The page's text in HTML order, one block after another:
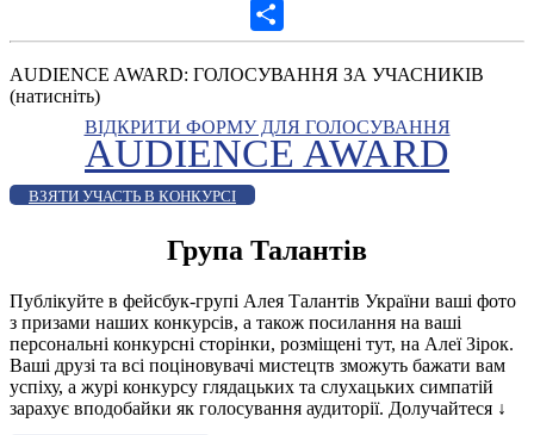
Gmail
Share
AUDIENCE AWARD: ГОЛОСУВАННЯ ЗА УЧАСНИКІВ
(натисніть)
ВІДКРИТИ ФОРМУ ДЛЯ ГОЛОСУВАННЯ
AUDIENCE AWARD
ВЗЯТИ УЧАСТЬ В КОНКУРСІ
Група Талантів
Публікуйте в фейсбук-групі Алея Талантів України ваші фото
з призами наших конкурсів, а також посилання на ваші
персональні конкурсні сторінки, розміщені тут, на Алеї Зірок.
Ваші друзі та всі поціновувачі мистецтв зможуть бажати вам
успіху, а журі конкурсу глядацьких та слухацьких симпатій
зарахує вподобайки як голосування аудиторії. Долучайтеся ↓